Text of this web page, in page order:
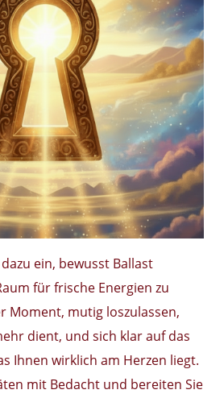
ein, bewusst Ballast
für frische Energien zu
Moment, mutig loszulassen,
dient, und sich klar auf das
Ihnen wirklich am Herzen liegt.
mit Bedacht und bereiten Sie